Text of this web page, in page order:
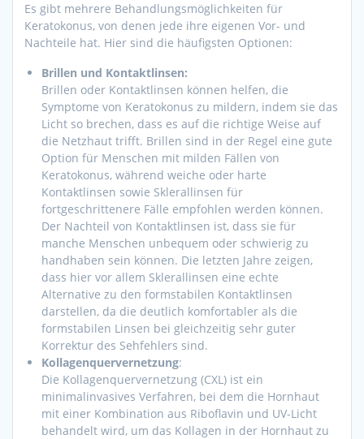
Es gibt mehrere Behandlungsmöglichkeiten für
Keratokonus, von denen jede ihre eigenen Vor- und
Nachteile hat. Hier sind die häufigsten Optionen:
Brillen und Kontaktlinsen:
Brillen oder Kontaktlinsen können helfen, die
Symptome von Keratokonus zu mildern, indem sie das
Licht so brechen, dass es auf die richtige Weise auf
die Netzhaut trifft. Brillen sind in der Regel eine gute
Option für Menschen mit milden Fällen von
Keratokonus, während weiche oder harte
Kontaktlinsen sowie Sklerallinsen für
fortgeschrittenere Fälle empfohlen werden können.
Der Nachteil von Kontaktlinsen ist, dass sie für
manche Menschen unbequem oder schwierig zu
handhaben sein können. Die letzten Jahre zeigen,
dass hier vor allem Sklerallinsen eine echte
Alternative zu den formstabilen Kontaktlinsen
darstellen, da die deutlich komfortabler als die
formstabilen Linsen bei gleichzeitig sehr guter
Korrektur des Sehfehlers sind.
Kollagenquervernetzung:
Die Kollagenquervernetzung (CXL) ist ein
minimalinvasives Verfahren, bei dem die Hornhaut
mit einer Kombination aus Riboflavin und UV-Licht
behandelt wird, um das Kollagen in der Hornhaut zu